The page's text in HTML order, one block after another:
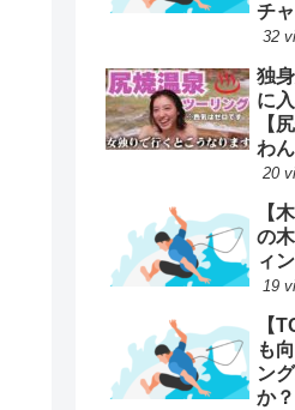
チ
32
独
に
【
わ
20
【
の
ィ
19
【
も
ン
か